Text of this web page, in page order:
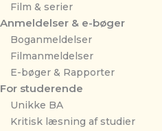
Film & serier
Anmeldelser & e-bøger
Boganmeldelser
Filmanmeldelser
E-bøger & Rapporter
For studerende
Unikke BA
Kritisk læsning af studier